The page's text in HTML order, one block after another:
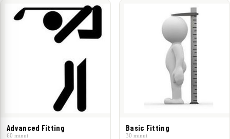
GolfGear Golfsmith
CENA
2 390 Kč
2 390 Kč
Advanced Fitting
60 minut
Basic Fitting
30 minut